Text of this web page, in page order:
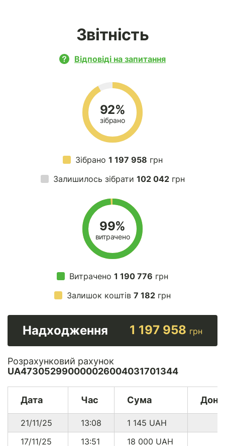
Звітність
Відповіді на запитання
92%
зібрано
Зібрано 1 197 958 грн
Залишилось зібрати 102 042грн
99%
витрачено
Витрачено 1 190 776 грн
Залишок коштів 7 182 грн
Надходження 1 197 958 грн
Розрахунковий рахунок
UA473052990000026004031701344
Дата Час Сума
21/11/25 13:08 1 145 UAH
17/11/25
13:51 18 000 UAH